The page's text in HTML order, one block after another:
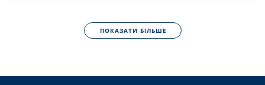
ПОКАЗАТИ БІЛЬШЕ